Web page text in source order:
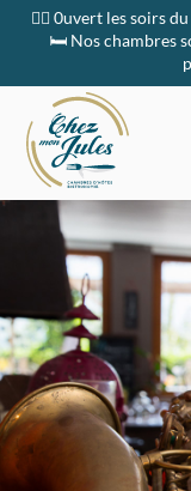
👉🏻 0uvert les soirs
🛏️ Nos chambres